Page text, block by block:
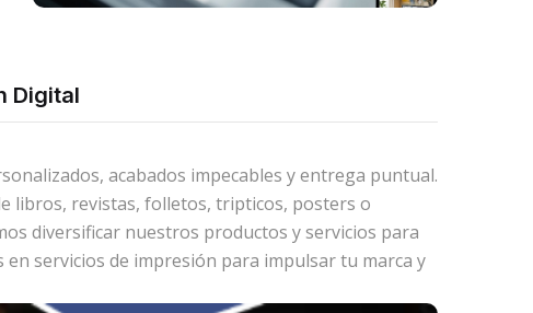
Digital
acabados impecables y entrega puntual.
libros, revistas, folletos, tripticos, posters o
diversificar nuestros productos y servicios para
servicios de impresión para impulsar tu marca y